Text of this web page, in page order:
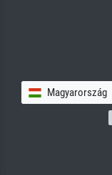
Magyarország